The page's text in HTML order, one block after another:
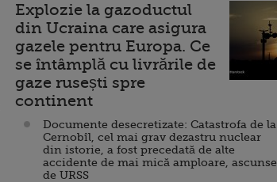
Explozie la gazoductul
din Ucraina care asigura
gazele pentru Europa. Ce
se întâmplă cu livrările de
gaze rusești spre
continent
Documente desecretizate: Catastrofa de la
Cernobîl, cel mai grav dezastru nuclear
din istorie, a fost precedată de alte
accidente de mai mică amploare, ascunse
de URSS